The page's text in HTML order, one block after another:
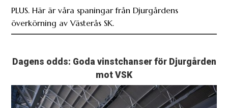
PLUS. Här är våra spaningar från Djurgårdens
överkörning av Västerås SK.
Dagens odds: Goda vinstchanser för Djurgården
mot VSK